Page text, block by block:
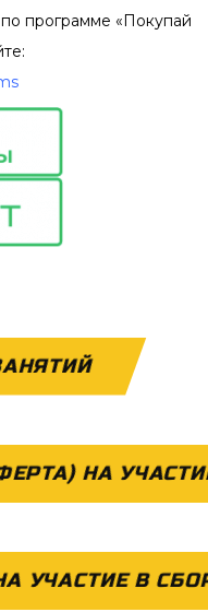
программе «Покупай
НА
УЧАСТИЕ В